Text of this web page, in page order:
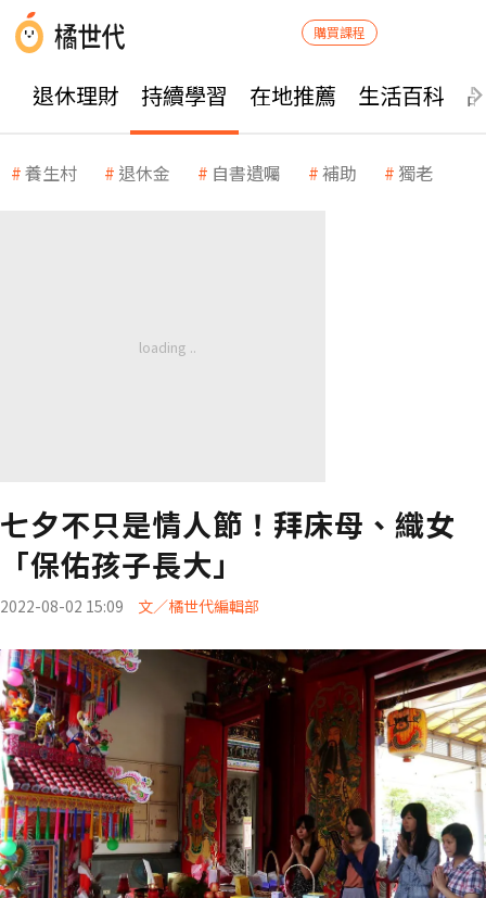
購買課程
退休理財 持續學習 在地推薦 生活百科
養生村 退休金 自書遺囑 補助 獨老
七夕不只是情人節！拜床母、織女
「保佑孩子長大」
2022-08-02 15:09 文／橘世代編輯部